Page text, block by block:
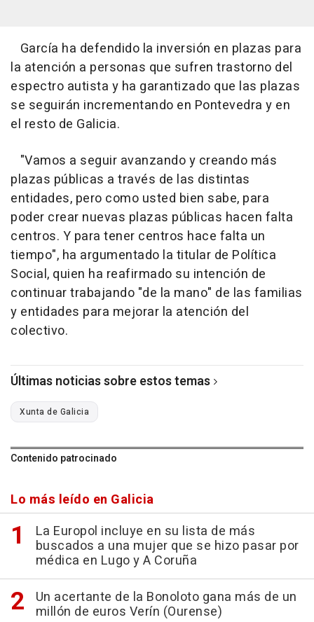
García ha defendido la inversión en plazas para
la atención a personas que sufren trastorno del
espectro autista y ha garantizado que las plazas
se seguirán incrementando en Pontevedra y en
el resto de Galicia.
"Vamos a seguir avanzando y creando más
plazas públicas a través de las distintas
entidades, pero como usted bien sabe, para
poder crear nuevas plazas públicas hacen falta
centros. Y para tener centros hace falta un
tiempo", ha argumentado la titular de Política
Social, quien ha reafirmado su intención de
continuar trabajando "de la mano" de las familias
y entidades para mejorar la atención del
colectivo.
Últimas noticias sobre estos temas
Xunta de Galicia
Contenido patrocinado
Lo más leído en Galicia
La Europol incluye en su lista de más
buscados a una mujer que se hizo pasar por
médica en Lugo y A Coruña
Un acertante de la Bonoloto gana más de un
millón de euros Verín (Ourense)